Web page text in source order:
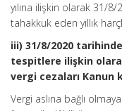
yılına ilişkin olarak 31/
tahakkuk eden yıllık
iii) 31/8/2020
tespitlere ilişkin
vergi cezaları Kanun
Vergi aslına bağlı